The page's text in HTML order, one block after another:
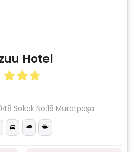
Hotel
Sokak No:18 Muratpaşa